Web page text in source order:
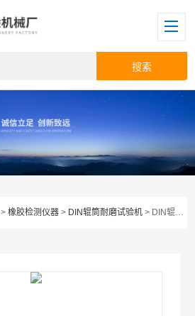
>橡胶检测仪器 > DIN辊筒耐磨试验机 > DIN辊筒耐磨试验机